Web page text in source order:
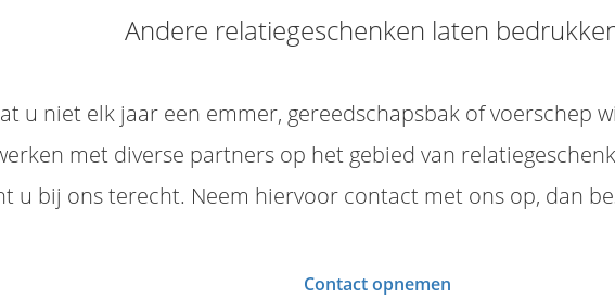
Andere relatiegeschenken laten
u niet elk jaar een emmer, gereedschapsbak of voerschep
met diverse partners op het gebied van
u bij ons terecht. Neem hiervoor contact met ons op, dan
Contact opnemen